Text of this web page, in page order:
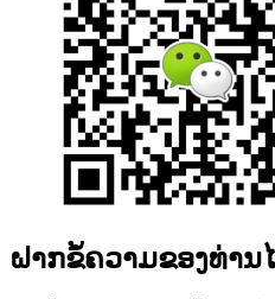
ຝາກຂໍ້ຄວາມຂອງທ່ານ